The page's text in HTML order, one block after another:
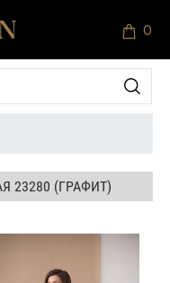
0
23280 (ГРАФИТ)